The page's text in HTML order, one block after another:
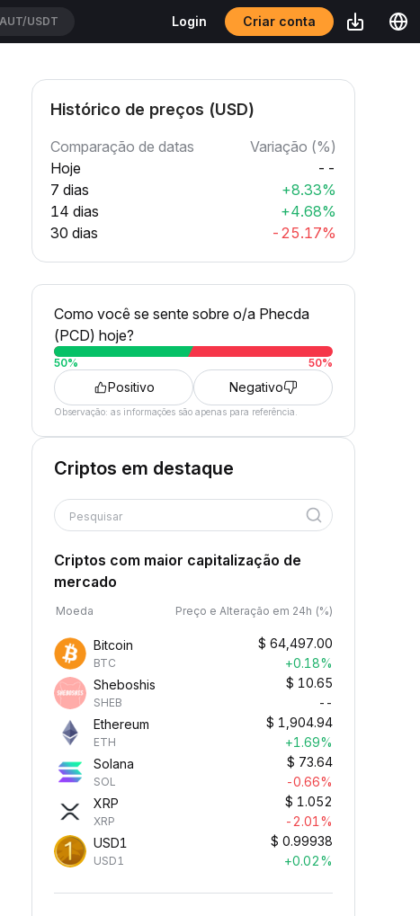
USDT Login Criar conta
Histórico de preços (USD)
Comparação de datas
Variação (%)
Hoje
--
7 dias
+8.33%
14 dias
+4.68%
30 dias
-25.17%
Como você se sente sobre o/a Phecda
(PCD) hoje?
50% 50%
Positivo Negativo
Observação: as informações são apenas para referência.
Criptos em destaque
Pesquisar
Criptos com maior capitalização de
mercado
Moeda Preço e Alteração em 24h (%)
Bitcoin
BTC
$ 64,497.00
+0.18%
Sheboshis
SHEB
$ 10.65
--
Ethereum
ETH
$ 1,904.94
+1.69%
Solana
SOL
$ 73.64
-0.66%
XRP
XRP
$ 1.052
-2.01%
USD1
USD1
$ 0.99938
+0.02%